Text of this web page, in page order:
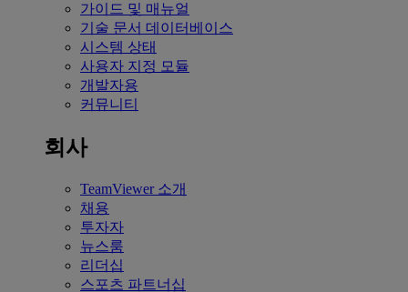
가이드 및 매뉴얼
기술 문서 데이터베이스
시스템 상태
사용자 지정 모듈
개발자용
커뮤니티
회사
TeamViewer 소개
채용
투자자
뉴스룸
리더십
스포츠 파트너십